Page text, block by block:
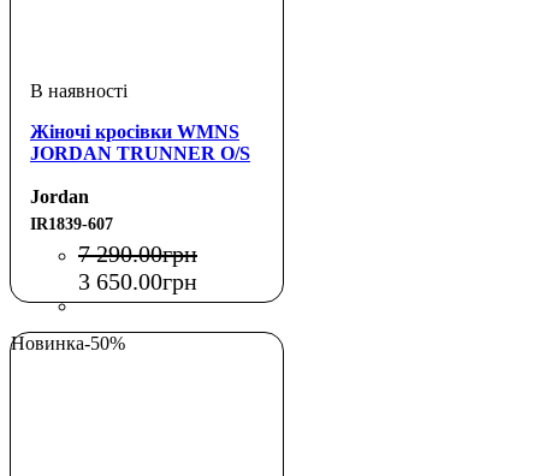
Жіночі кросівки WMNS
JORDAN TRUNNER O/S
Jordan
IR1839-607
7 290.00грн
3 650.00грн
Новинка-50%